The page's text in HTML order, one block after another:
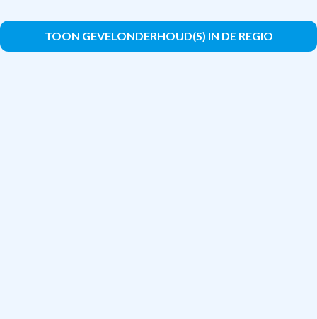
TOON GEVELONDERHOUD(S) IN DE REGIO